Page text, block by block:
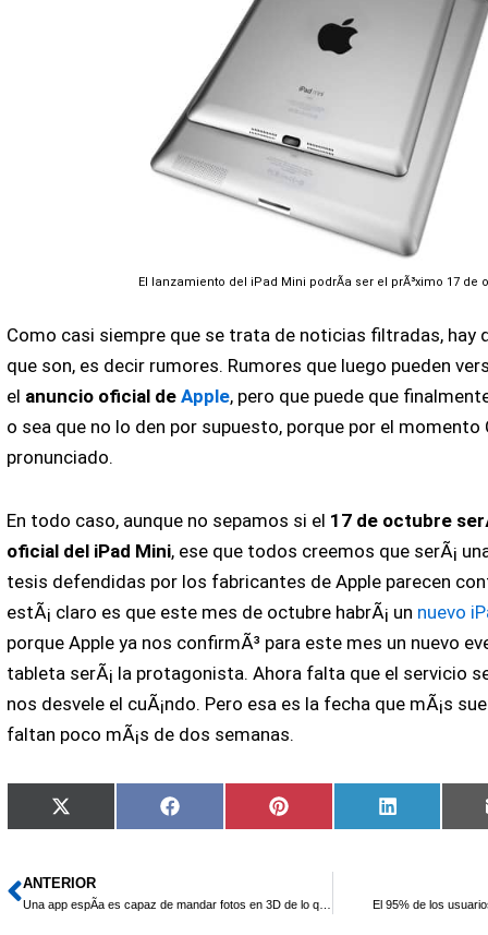
El lanzamiento del iPad Mini podrÃ­a ser el prÃ³ximo 17 de
Como casi siempre que se trata de noticias filtradas, hay
que son, es decir rumores. Rumores que luego pueden
el anuncio oficial deApple, pero que puede que
o sea que no lo den por supuesto, porque por el momento
pronunciado.
En todo caso, aunque no sepamos si el 17 de octubre
oficial del iPad Mini, ese que todos creemos que serÃ¡
tesis defendidas por los fabricantes de Apple parecen
estÃ¡ claro es que este mes de octubre habrÃ¡ un nuevo
porque Apple ya nos confirmÃ³ para este mes un nuevo
tableta serÃ¡ la protagonista. Ahora falta que el servicio
nos desvele el cuÃ¡ndo. Pero esa es la fecha que mÃ¡s
faltan poco mÃ¡s de dos semanas.
Compartir
en
X
(Twitter)
Compartir
en
Facebook
Compartir
en
Pinterest
Compartir
en
LinkedIn
Ant
ANTERIOR
El 95% de los